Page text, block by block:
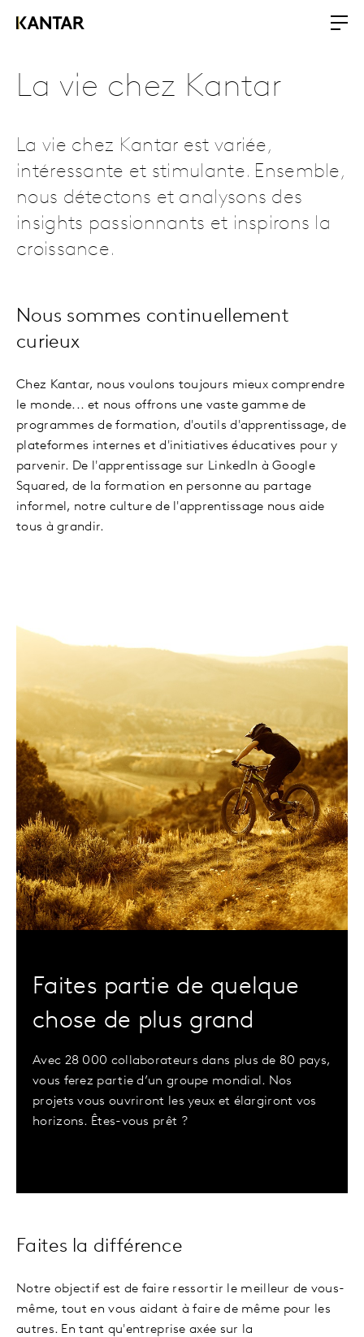
La vie chez Kantar
La vie chez Kantar est variée,
intéressante et stimulante. Ensemble,
nous détectons et analysons des
insights passionnants et inspirons la
croissance.
Nous sommes continuellement
curieux
Chez Kantar, nous voulons toujours mieux comprendre
le monde... et nous offrons une vaste gamme de
programmes de formation, d'outils d'apprentissage, de
plateformes internes et d'initiatives éducatives pour y
parvenir. De l'apprentissage sur LinkedIn à Google
Squared, de la formation en personne au partage
informel, notre culture de l'apprentissage nous aide
tous à grandir.
Faites partie de quelque
chose de plus grand
Avec 28 000 collaborateurs dans plus de 80 pays,
vous ferez partie d’un groupe mondial. Nos
projets vous ouvriront les yeux et élargiront vos
horizons. Êtes-vous prêt ?
Faites la différence
Notre objectif est de faire ressortir le meilleur de vous-
même, tout en vous aidant à faire de même pour les
autres. En tant qu'entreprise axée sur la